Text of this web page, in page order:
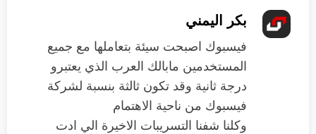
بكر اليمني
فيسبوك اصبحت سيئة بتعاملها مع جميع
المستخدمين مابالك العرب الذي يعتبرو
درجة ثانية وقد تكون ثالثة بنسبة لشركة
فيسبوك من ناحية الاهتمام
وكلنا شفنا التسريبات الاخيرة الي ادت